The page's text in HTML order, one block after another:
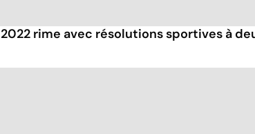
2022 rime avec résolutions sportives à